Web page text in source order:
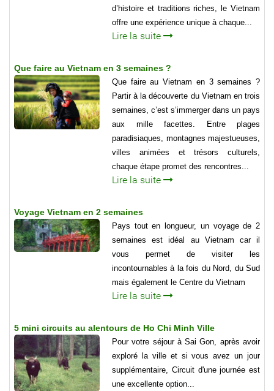
d’histoire et traditions riches, le Vietnam
offre une expérience unique à chaque...
Lire la suite
Que faire au Vietnam en 3 semaines ?
Que faire au Vietnam en 3 semaines ?
Partir à la découverte du Vietnam en trois
semaines, c’est s’immerger dans un pays
aux mille facettes. Entre plages
paradisiaques, montagnes majestueuses,
villes animées et trésors culturels,
chaque étape promet des rencontres...
Lire la suite
Voyage Vietnam en 2 semaines
Pays tout en longueur, un voyage de 2
semaines est idéal au Vietnam car il
vous permet de visiter les
incontournables à la fois du Nord, du Sud
mais également le Centre du Vietnam
Lire la suite
5 mini circuits au alentours de Ho Chi Minh Ville
Pour votre séjour à Sai Gon, après avoir
exploré la ville et si vous avez un jour
supplémentaire, Circuit d'une journée est
une excellente option...